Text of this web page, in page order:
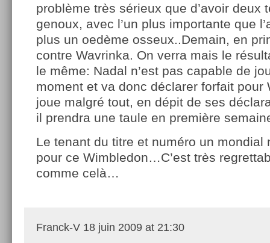
problème très sérieux que d’avoir deux
genoux, avec l’un plus importante que
plus un oedème osseux..Demain, en
contre Wavrinka. On verra mais le
le même: Nadal n’est pas capable de
moment et va donc déclarer forfait pour
joue malgré tout, en dépit de ses
il prendra une taule en première
Le tenant du titre et numéro un mondial
pour ce Wimbledon…C’est très
comme celà…
Franck-V 18 juin 2009 at 21:30